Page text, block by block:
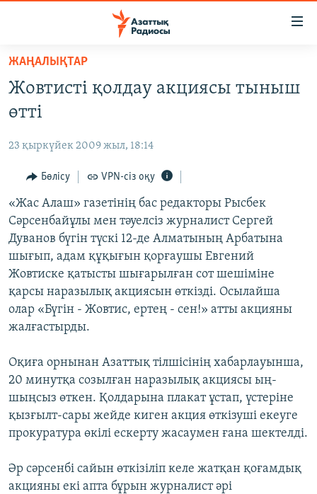
Skip
main
content
to
Navigation
Skip
to
Search
ҚАҢТАР ОҚИҒАСЫ
АДАМ ҚҰҚЫҚТАРЫ
ӘЛЕУМЕТ
ӘЛЕМ
АРНАЙЫ ЖОБАЛАР
Русский
ЖАЗЫЛЫҢЫЗ
Басқа тілдерде
ЖАҢАЛЫҚТАР
Жовтисті қолдау акциясы тыныш
өтті
23 қыркүйек 2009 жыл, 18:14
Бөлісу VPN-сіз оқу
«Жас Алаш» газетінің бас редакторы Рысбек
Сәрсенбайұлы мен тәуелсіз журналист Сергей
Дуванов бүгін түскі 12-де Алматының Арбатына
шығып, адам құқығын қорғаушы Евгений
Жовтиске қатысты шығарылған сот шешіміне
қарсы наразылық акциясын өткізді. Осылайша
олар «Бүгін - Жовтис, ертең - сен!» атты акцияны
жалғастырды.
Оқиға орнынан Азаттық тілшісінің хабарлауынша,
20 минутқа созылған наразылық акциясы ың-
шыңсыз өткен. Қолдарына плакат ұстап, үстеріне
қызғылт-сары жейде киген акция өткізуші екеуге
прокуратура өкілі ескерту жасаумен ғана шектелді.
Әр сәрсенбі сайын өткізіліп келе жатқан қоғамдық
акцияны екі апта бұрын журналист әрі